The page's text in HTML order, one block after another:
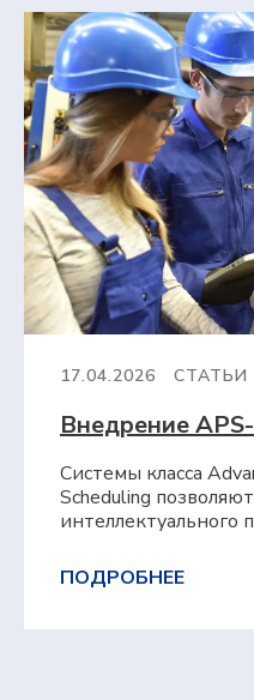
17.04.2026 СТАТЬИ
Внедрение
Системы класса
Scheduling
интеллектуального
ПОДРОБНЕЕ